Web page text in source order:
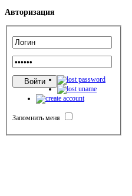
Авторизация
Запомнить меня